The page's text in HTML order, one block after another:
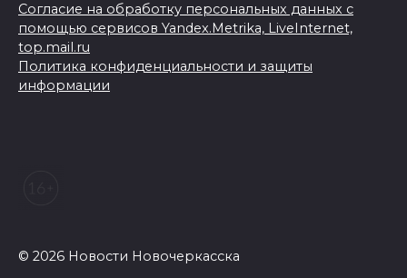
Согласие на обработку персональных данных с
помощью сервисов Yandex.Metrika, LiveInternet,
top.mail.ru
Политика конфиденциальности и защиты
информации
© 2026 Новости Новочеркасска